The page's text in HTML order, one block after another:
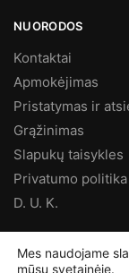
NUORODOS
Kontaktai
Apmokėjimas
Pristatymas ir
Grąžinimas
Slapukų taisykles
Privatumo politika
D. U. K.
Mes naudojame
mūsų svetainėje.